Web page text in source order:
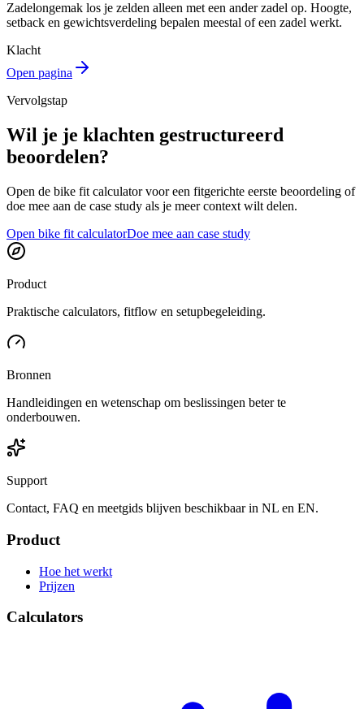
Zadelongemak los je zelden alleen met een ander zadel op. Hoogte,
setback en gewichtsverdeling bepalen meestal of een zadel werkt.
Klacht
Open pagina
Vervolgstap
Wil je je klachten gestructureerd
beoordelen?
Open de bike fit calculator voor een fitgerichte eerste beoordeling of
doe mee aan de case study als je meer context wilt delen.
Open bike fit calculatorDoe mee aan case study
Product
Praktische calculators, fitflow en setupbegeleiding.
Bronnen
Handleidingen en wetenschap om beslissingen beter te
onderbouwen.
Support
Contact, FAQ en meetgids blijven beschikbaar in NL en EN.
Product
Hoe het werkt
Prijzen
Calculators